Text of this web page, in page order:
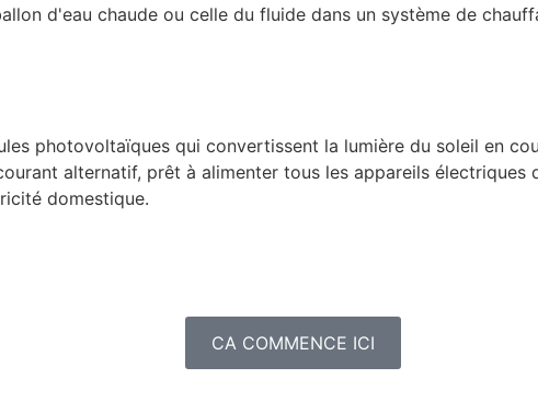
d'eau chaude ou celle du fluide dans un système de
photovoltaïques qui convertissent la lumière du soleil en
alternatif, prêt à alimenter tous les appareils
domestique.
CA COMMENCE ICI